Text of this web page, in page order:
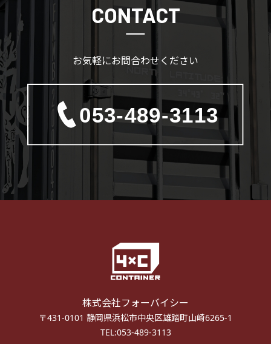
CONTACT
お気軽にお問合わせください
株式会社フォーバイシー
〒431-0101 静岡県浜松市中央区雄踏町山崎6265-1
TEL:053-489-3113